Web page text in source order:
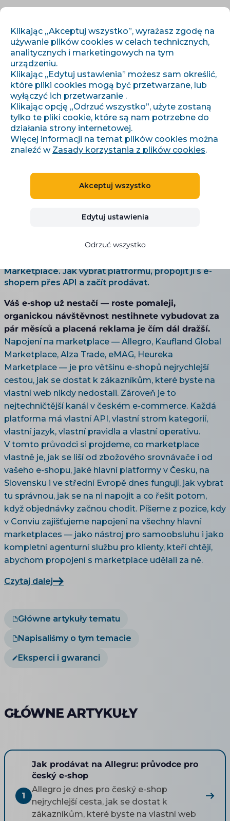
Strona główna›Tematy ›
Marketplace pro e-shop: napojení na Allegro, Kaufland, Alza
Trade
Marketplace pro e-shop: napojení
Napojení na marketplace v praxi — Allegro, Kaufland
Marketplace. Jak vybrat platformu, propojit ji s e-
shopem přes API a začít prodávat.
Váš e-shop už nestačí — roste pomaleji,
organickou návštěvnost nestihnete vybudovat za
pár měsíců a placená reklama je čím dál dražší.
Napojení na marketplace — Allegro, Kaufland Global
Marketplace, Alza Trade, eMAG, Heureka
Marketplace — je pro většinu e-shopů nejrychlejší
cestou, jak se dostat k zákazníkům, které byste na
vlastní web nikdy nedostali. Zároveň je to
nejtechničtější kanál v českém e-commerce. Každá
platforma má vlastní API, vlastní strom kategorií,
vlastní jazyk, vlastní pravidla a vlastní operativu.
V tomto průvodci si projdeme, co marketplace
vlastně je, jak se liší od zbožového srovnávače i od
vašeho e-shopu, jaké hlavní platformy v Česku, na
Slovensku i ve střední Evropě dnes fungují, jak vybrat
tu správnou, jak se na ni napojit a co řešit potom,
když objednávky začnou chodit. Píšeme z pozice, kdy
v Conviu zajišťujeme napojení na všechny hlavní
marketplaces — jako nástroj pro samoobsluhu i jako
kompletní agenturní službu pro klienty, kteří chtějí,
abychom propojení s marketplace udělali za ně.
Czytaj dalej
Główne artykuły tematu
Napisaliśmy o tym temacie
Eksperci i gwaranci
GŁÓWNE ARTYKUŁY
1
Jak prodávat na Allegru: průvodce pro
český e-shop
Allegro je dnes pro český e-shop
nejrychlejší cesta, jak se dostat k
zákazníkům, které byste na vlastní web
Klikając „Akceptuj wszystko”, wyrażasz zgodę na
używanie plików cookies w celach technicznych,
analitycznych i marketingowych na tym
urządzeniu.
Klikając „Edytuj ustawienia” możesz sam określić,
które pliki cookies mogą być przetwarzane, lub
wyłączyć ich przetwarzanie .
Klikając opcję „Odrzuć wszystko”, użyte zostaną
tylko te pliki cookie, które są nam potrzebne do
działania strony internetowej.
Więcej informacji na temat plików cookies można
znaleźć w Zasady korzystania z plików cookies.
Akceptuj wszystko
Edytuj ustawienia
Odrzuć wszystko